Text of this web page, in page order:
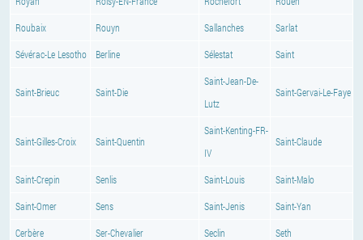
Roubaix Rouyn Sallanches Sarlat
Sévérac-Le Lesotho Berline Sélestat Saint
Saint-Brieuc Saint-Die
Saint-Jean-De-
Lutz
Saint-Gervai-Le-Faye
Saint-Gilles-Croix Saint-Quentin
Saint-Kenting-FR-
IV
Saint-Claude
Saint-Crepin Senlis Saint-Louis Saint-Malo
Saint-Omer Sens Saint-Jenis Saint-Yan
Cerbère Ser-Chevalier Seclin Seth